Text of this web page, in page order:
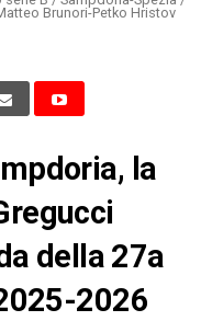
Brunori-Petko Hristov
la
della 27a
2026